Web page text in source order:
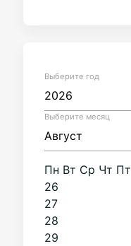
Выберите год
Выберите месяц
Пн Вт Ср Чт Пт
26
27
28
29